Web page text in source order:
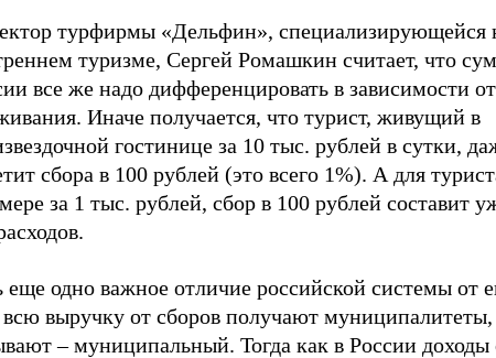
турфирмы «Дельфин», специализирующейся
туризме, Сергей Ромашкин считает, что
все же надо дифференцировать в зависимости
Иначе получается, что турист, живущий в
гостинице за 10 тыс. рублей в сутки,
сбора в 100 рублей (это всего 1%). А для
за 1 тыс. рублей, сбор в 100 рублей составит
еще одно важное отличие российской системы от
выручку от сборов получают муниципалитеты,
– муниципальный. Тогда как в России доходы